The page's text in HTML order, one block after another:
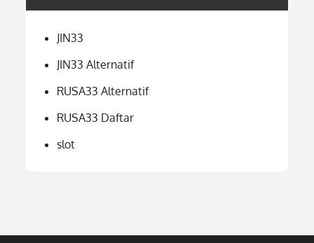
JIN33
JIN33 Alternatif
RUSA33 Alternatif
RUSA33 Daftar
slot